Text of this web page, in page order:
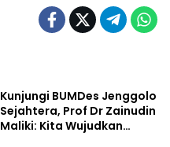
Kunjungi BUMDes Jenggolo
Sejahtera, Prof Dr Zainudin
Maliki: Kita Wujudkan
Pendidikan